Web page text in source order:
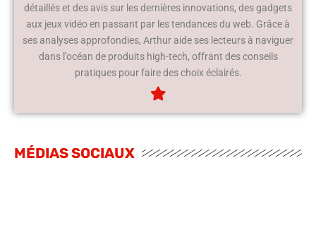
détaillés et des avis sur les dernières innovations, des gadgets
aux jeux vidéo en passant par les tendances du web. Grâce à
ses analyses approfondies, Arthur aide ses lecteurs à naviguer
dans l’océan de produits high-tech, offrant des conseils
pratiques pour faire des choix éclairés.
MÉDIAS SOCIAUX